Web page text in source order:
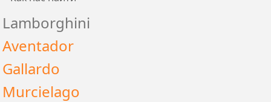
Lamborghini
Aventador
Gallardo
Murcielago